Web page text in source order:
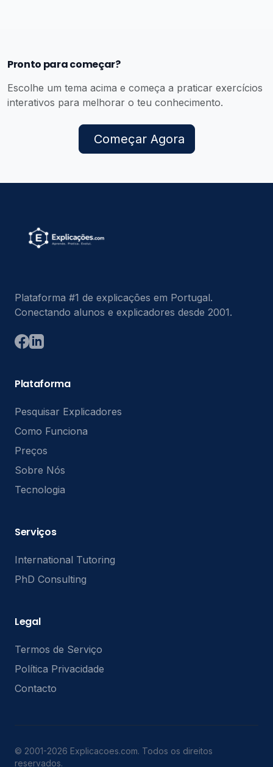
Pronto para começar?
Escolhe um tema acima e começa a praticar exercícios
interativos para melhorar o teu conhecimento.
Começar Agora
Plataforma #1 de explicações em Portugal.
Conectando alunos e explicadores desde 2001.
Plataforma
Pesquisar Explicadores
Como Funciona
Preços
Sobre Nós
Tecnologia
Serviços
International Tutoring
PhD Consulting
Legal
Termos de Serviço
Política Privacidade
Contacto
© 2001-2026 Explicacoes.com. Todos os direitos
reservados.